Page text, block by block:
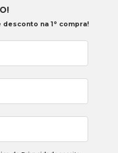
na 1° compra!